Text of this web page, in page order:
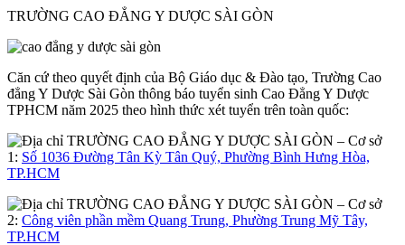
TRƯỜNG CAO ĐẲNG Y DƯỢC SÀI GÒN
Căn cứ theo quyết định của Bộ Giáo dục & Đào tạo, Trường Cao
đẳng Y Dược Sài Gòn thông báo tuyển sinh Cao Đẳng Y Dược
TPHCM năm 2025 theo hình thức xét tuyển trên toàn quốc:
– Cơ sở
1: Số 1036 Đường Tân Kỳ Tân Quý, Phường Bình Hưng Hòa,
TP.HCM
– Cơ sở
2: Công viên phần mềm Quang Trung, Phường Trung Mỹ Tây,
TP.HCM